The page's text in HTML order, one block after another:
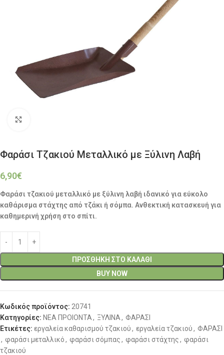
Φαράσι Τζακιού Μεταλλικό με Ξύλινη Λαβή
6,90€
Φαράσι τζακιού μεταλλικό με ξύλινη λαβή ιδανικό για εύκολο
καθάρισμα στάχτης από τζάκι ή σόμπα. Ανθεκτική κατασκευή για
καθημερινή χρήση στο σπίτι.
ΠΡΟΣΘΉΚΗ ΣΤΟ ΚΑΛΆΘΙ
BUY NOW
Κωδικός προϊόντος: 20741
Κατηγορίες: ΝΕΑ ΠΡΟΙΟΝΤΑ, ΞΥΛΙΝΑ, ΦΑΡΑΣΙ
Ετικέτες: εργαλεία καθαρισμού τζακιού, εργαλεία τζακιού, ΦΑΡΑΣΙ
, φαράσι μεταλλικό, φαράσι σόμπας, φαράσι στάχτης, φαράσι
τζακιού